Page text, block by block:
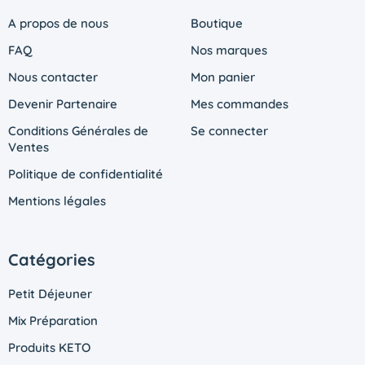
A propos de nous
FAQ
Nous contacter
Devenir Partenaire
Conditions Générales de
Ventes
Politique de confidentialité
Mentions légales
Boutique
Nos marques
Mon panier
Mes commandes
Se connecter
Catégories
Petit Déjeuner
Mix Préparation
Produits KETO